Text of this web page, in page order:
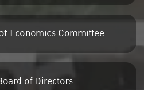
Economics Committee
of Directors